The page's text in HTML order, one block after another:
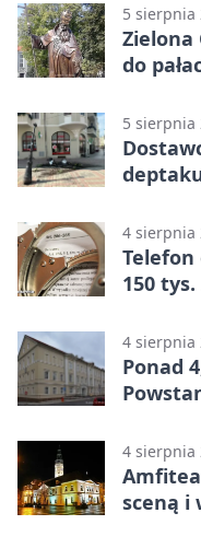
5 sierpnia
Zielona
do
5 sierpnia
4 sierpnia
Telefon
150
4 sierpnia
Ponad
4 sierpnia
sceną i